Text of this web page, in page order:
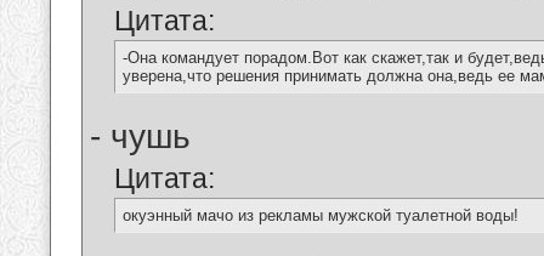
Цитата:
-Она командует порадом.Вот как скажет,так и
уверена,что решения принимать должна она,ведь ее
- чушь
Цитата:
окуэнный мачо из рекламы мужской туалетной воды!